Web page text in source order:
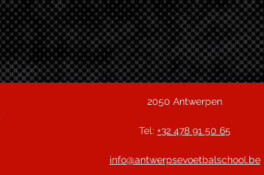
2050 Antwerpen
Tel: +32 478 91 50 65
info@antwerpsevoetbalschool.be